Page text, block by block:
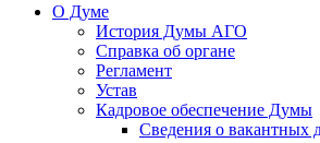
О Думе
История Думы АГО
Справка об органе
Регламент
Устав
Кадровое обеспечение Думы
Сведения о вакантных